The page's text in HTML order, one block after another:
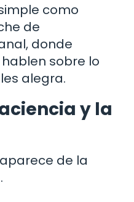
como
de
donde
sobre lo
alegra.
y la
de la